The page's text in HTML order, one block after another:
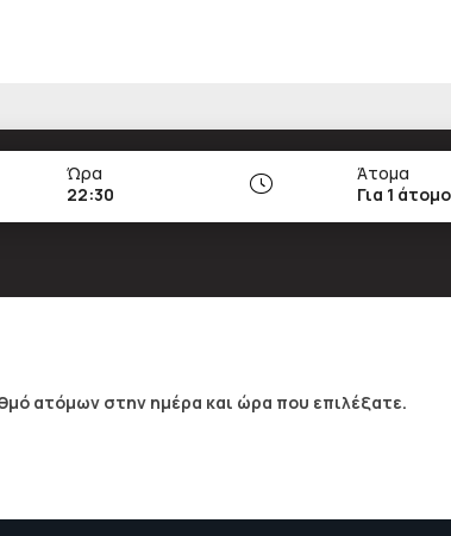
Ώρα
22:30
Άτομα
Για 1 άτομο
ατόμων στην ημέρα και ώρα που επιλέξατε.